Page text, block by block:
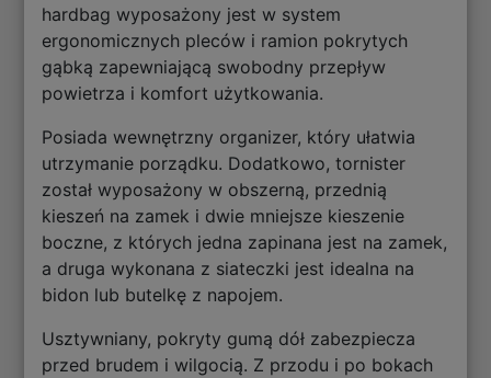
hardbag wyposażony jest w system
ergonomicznych pleców i ramion pokrytych
gąbką zapewniającą swobodny przepływ
powietrza i komfort użytkowania.
Posiada wewnętrzny organizer, który ułatwia
utrzymanie porządku. Dodatkowo, tornister
został wyposażony w obszerną, przednią
kieszeń na zamek i dwie mniejsze kieszenie
boczne, z których jedna zapinana jest na zamek,
a druga wykonana z siateczki jest idealna na
bidon lub butelkę z napojem.
Usztywniany, pokryty gumą dół zabezpiecza
przed brudem i wilgocią. Z przodu i po bokach